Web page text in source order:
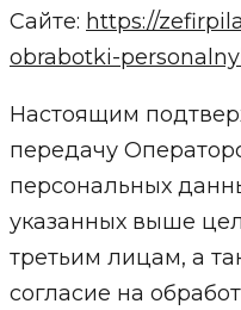
Сайте: https://
obrabotki-
Настоящим
передачу
персональных
указанных выше
третьим лицам, а
согласие на